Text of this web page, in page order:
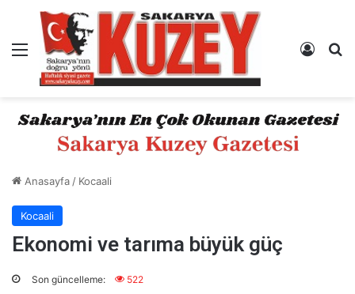
Menü Kayıt
Anasayfa/ Kocaali
Kocaali
Ekonomi ve tarıma büyük güç
Son güncelleme: 522